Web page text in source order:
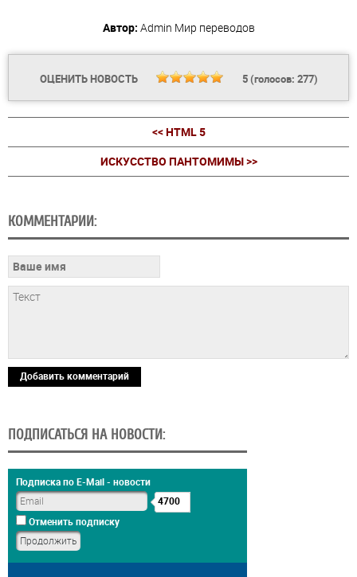
Автор: Admin Мир переводов
ОЦЕНИТЬ НОВОСТЬ 5(голосов: 277)
<< HTML 5
ИСКУССТВО ПАНТОМИМЫ >>
КОММЕНТАРИИ:
Добавить комментарий
ПОДПИСАТЬСЯ НА НОВОСТИ:
Подписка по E-Mail - новости
4700
Отменить подписку